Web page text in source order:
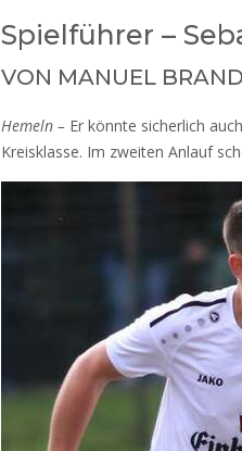
Spielführer –
VON MANUEL
Hemeln – Er könnte sicherlich
Kreisklasse. Im zweiten Anlauf